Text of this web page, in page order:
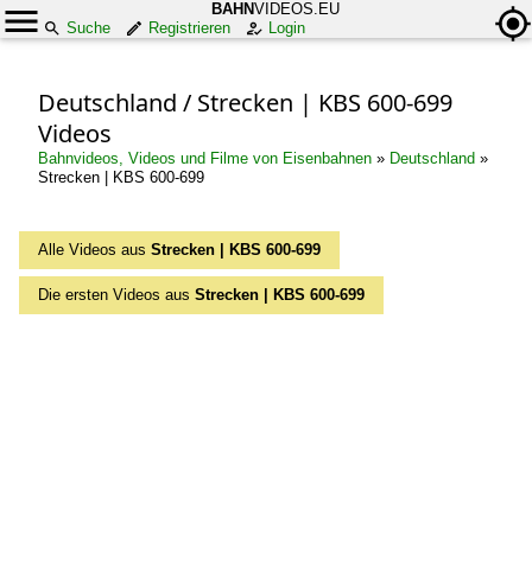
BAHNVIDEOS.EU
Suche
Registrieren Login
Deutschland / Strecken | KBS 600-699
Videos
Bahnvideos, Videos und Filme von Eisenbahnen » Deutschland »
Strecken | KBS 600-699
Alle Videos aus Strecken | KBS 600-699
Die ersten Videos aus Strecken | KBS 600-699